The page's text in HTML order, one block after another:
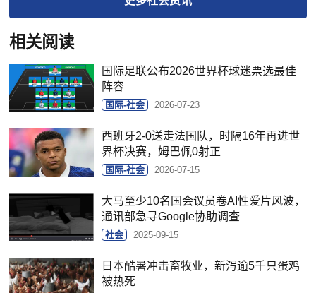
相关阅读
国际足联公布2026世界杯球迷票选最佳
阵容
国际-社会 2026-07-23
西班牙2-0送走法国队，时隔16年再进世
界杯决赛，姆巴佩0射正
国际-社会 2026-07-15
大马至少10名国会议员卷AI性爱片风波，
通讯部急寻Google协助调查
社会 2025-09-15
日本酷暑冲击畜牧业，新泻逾5千只蛋鸡
被热死